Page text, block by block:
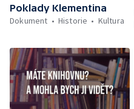
Poklady Klementina
Dokument
Historie Kultura